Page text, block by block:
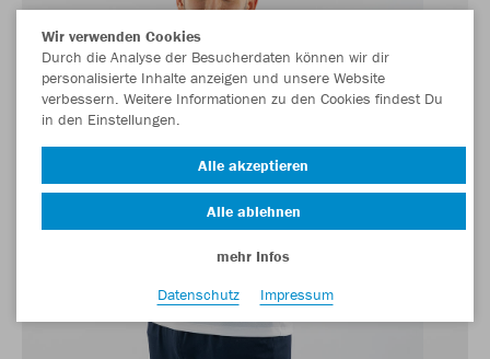
Wir verwenden Cookies
Durch die Analyse der Besucherdaten können wir dir
personalisierte Inhalte anzeigen und unsere Website
verbessern. Weitere Informationen zu den Cookies findest Du
in den Einstellungen.
Alle akzeptieren
Alle ablehnen
mehr Infos
Datenschutz
Impressum